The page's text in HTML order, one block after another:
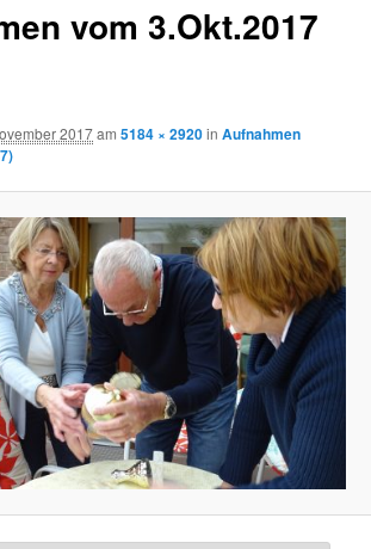
vom 3.Okt.2017
2017am5184 × 2920inAufnahmen